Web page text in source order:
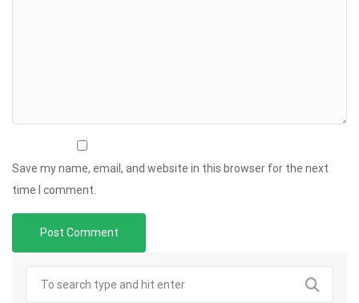
Save my name, email, and website in this browser for the next
time I comment.